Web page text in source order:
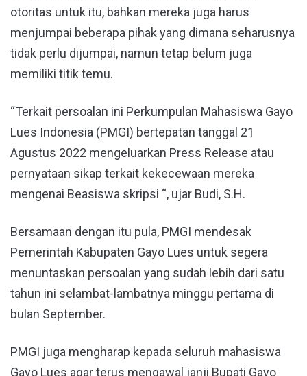
otoritas untuk itu, bahkan mereka juga harus
menjumpai beberapa pihak yang dimana seharusnya
tidak perlu dijumpai, namun tetap belum juga
memiliki titik temu.
“Terkait persoalan ini Perkumpulan Mahasiswa Gayo
Lues Indonesia (PMGI) bertepatan tanggal 21
Agustus 2022 mengeluarkan Press Release atau
pernyataan sikap terkait kekecewaan mereka
mengenai Beasiswa skripsi “, ujar Budi, S.H.
Bersamaan dengan itu pula, PMGI mendesak
Pemerintah Kabupaten Gayo Lues untuk segera
menuntaskan persoalan yang sudah lebih dari satu
tahun ini selambat-lambatnya minggu pertama di
bulan September.
PMGI juga mengharap kepada seluruh mahasiswa
Gayo Lues agar terus mengawal janji Bupati Gayo